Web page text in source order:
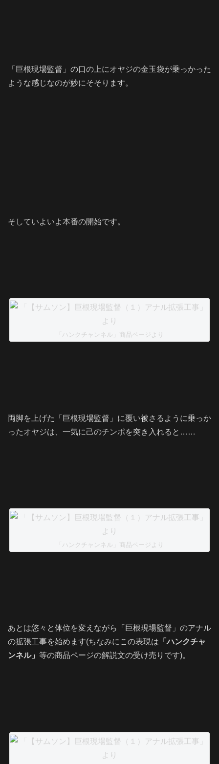
「巨根現場監督」の口の上にオヤジの金玉袋が乗っかった
ような感じなのが妙にそそります。
そしていよいよ本番の開始です。
「ハンクチャンネル」商品ページより
両脚を上げた「巨根現場監督」に覆い被さるように乗っか
ったオヤジは、一気に己のチンポを突き入れると……
「ハンクチャンネル」商品ページより
あとは悠々と体位を変えながら「巨根現場監督」のアナル
の拡張工事を始めます(ちなみにこの表現は 「ハンクチャ
ンネル」 等の商品ページの解説文の受け売りです)。